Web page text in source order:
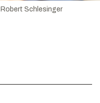
Robert Schlesinger